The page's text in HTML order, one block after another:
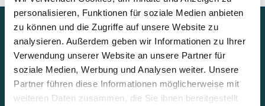
personalisieren, Funktionen für soziale Medien anbieten
zu können und die Zugriffe auf unsere Website zu
analysieren. Außerdem geben wir Informationen zu Ihrer
Verwendung unserer Website an unsere Partner für
soziale Medien, Werbung und Analysen weiter. Unsere
Partner führen diese Informationen möglicherweise mit
weiteren Daten zusammen, die Sie ihnen bereitgestellt
Entdecke Ferienhäuser nahe
Vimmerby